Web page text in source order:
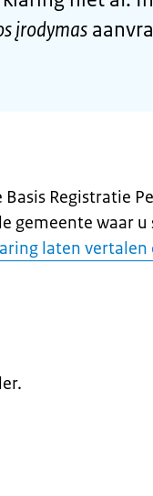
įrodymas
Registratie
gemeente waar
laten vertalen